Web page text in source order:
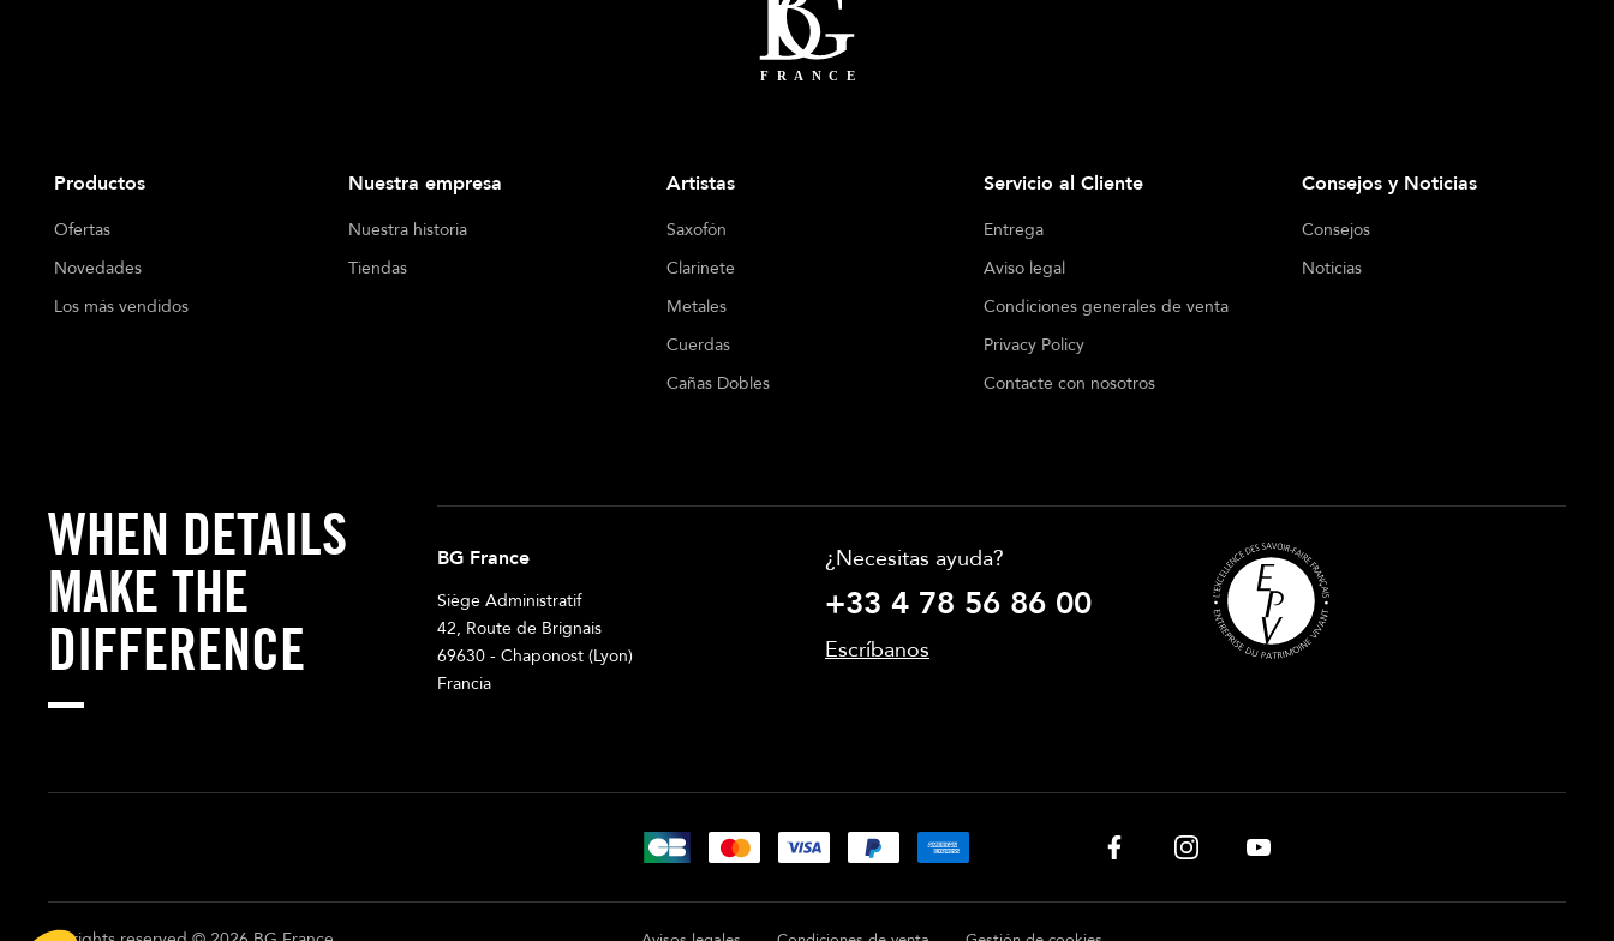
Productos
Ofertas
Novedades
Los más vendidos
Nuestra empresa
Nuestra historia
Tiendas
Artistas
Saxofón
Clarinete
Metales
Cuerdas
Cañas Dobles
Servicio al Cliente
Entrega
Aviso legal
Condiciones generales de venta
Privacy Policy
Contacte con nosotros
Consejos y Noticias
Consejos
Noticias
WHEN DETAILS
MAKE THE
DIFFERENCE
BG France
Siège Administratif
42, Route de Brignais
69630 - Chaponost (Lyon)
Francia
¿Necesitas ayuda?
+33 4 78 56 86 00
Escríbanos